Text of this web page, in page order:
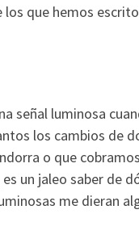
que hemos
señal luminosa
los cambios de
o que
un jaleo saber de
me dieran